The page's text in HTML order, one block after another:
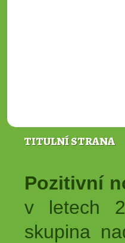
TITULNÍ STRANA
Pozitivní
v letech
skupina